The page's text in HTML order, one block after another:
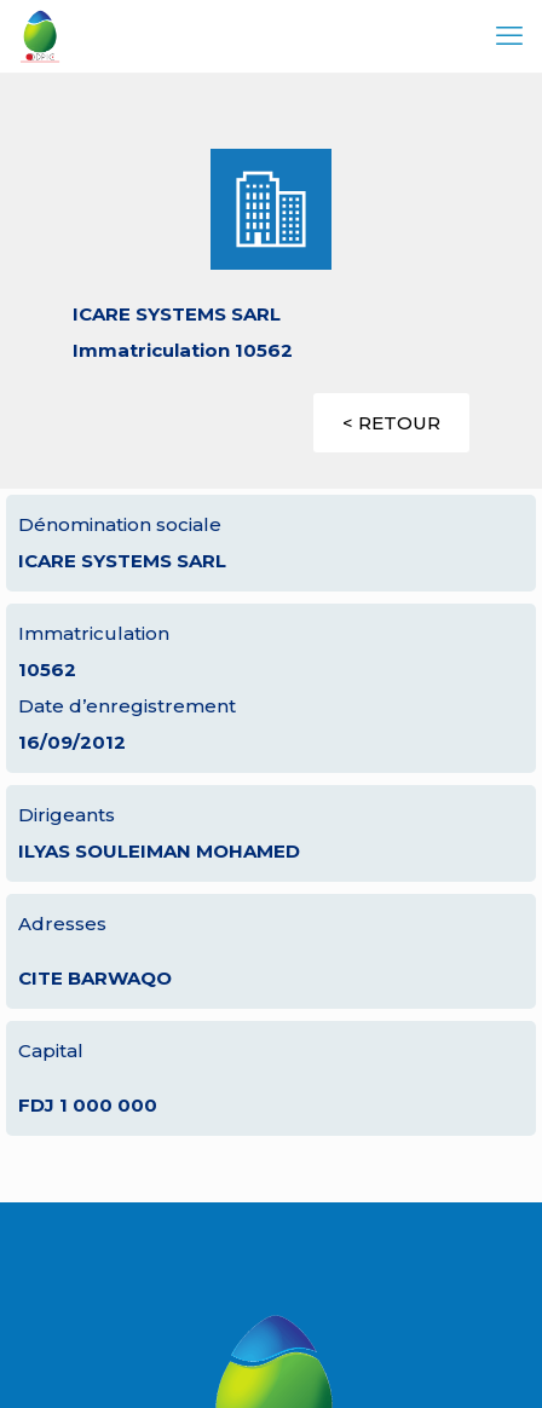
ICARE SYSTEMS SARL
Immatriculation 10562
< RETOUR
Dénomination sociale
ICARE SYSTEMS SARL
Immatriculation
10562
Date d’enregistrement
16/09/2012
Dirigeants
ILYAS SOULEIMAN MOHAMED
Adresses
CITE BARWAQO
Capital
FDJ 1 000 000